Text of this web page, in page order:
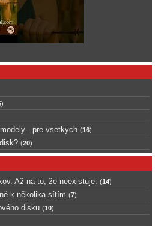
)
- pre vsetkych (16)
(20)
Až na to, že neexistuje. (14)
k několika sítím (7)
disku (10)